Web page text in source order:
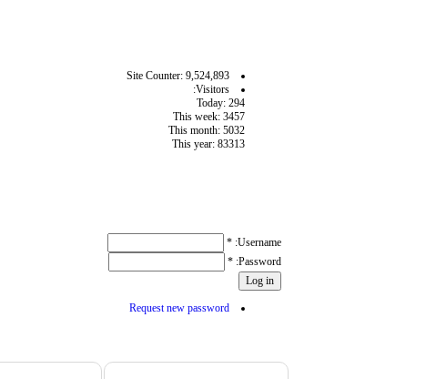
Site Counter: 9,524,893
Visitors:
Today: 294
This week: 3457
This month: 5032
This year: 83313
Username:
*
Password:
*
Request new password